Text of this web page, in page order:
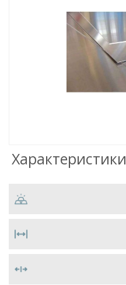
Характеристики